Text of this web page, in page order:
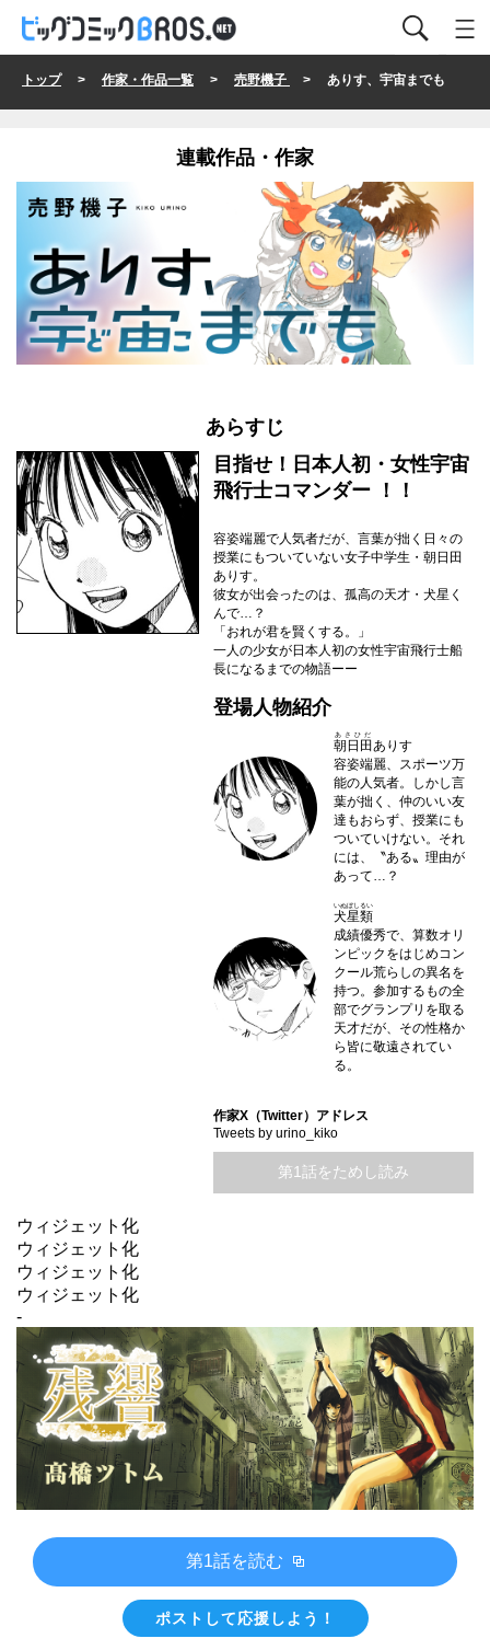
トップ> 作家・作品一覧 > 売野機子 > ありす、宇宙までも
連載作品・作家
あらすじ
目指せ！日本人初・女性宇宙
飛行士コマンダー ！！
容姿端麗で人気者だが、言葉が拙く日々の
授業にもついていない女子中学生・朝日田
ありす。
彼女が出会ったのは、孤高の天才・犬星く
んで…？
「おれが君を賢くする。」
一人の少女が日本人初の女性宇宙飛行士船
長になるまでの物語ーー
登場人物紹介
朝日田
あさひだ
ありす
容姿端麗、スポーツ万
能の人気者。しかし言
葉が拙く、仲のいい友
達もおらず、授業にも
ついていけない。それ
には、〝ある〟理由が
あって…？
犬星類
いぬぼしるい
成績優秀で、算数オリ
ンピックをはじめコン
クール荒らしの異名を
持つ。参加するもの全
部でグランプリを取る
天才だが、その性格か
ら皆に敬遠されてい
る。
作家X（Twitter）アドレス
Tweets by urino_kiko
第1話をためし読み
ウィジェット化
ウィジェット化
ウィジェット化
ウィジェット化
-
第1話を読む
ポストして応援しよう！